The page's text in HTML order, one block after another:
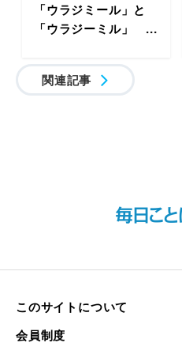
「ウラジミール」と
「ウラジーミル」 ...
関連記事
このサイトについて
会員制度